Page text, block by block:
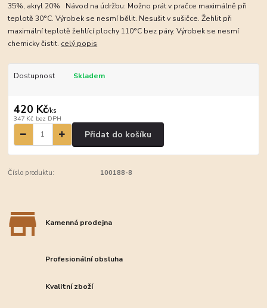
35%, akryl 20% Návod na údržbu: Možno prát v pračce maximálně při
teplotě 30°C. Výrobek se nesmí bělit. Nesušit v sušičce. Žehlit při
maximální teplotě žehlící plochy 110°C bez páry. Výrobek se nesmí
chemicky čistit. celý popis
Dostupnost Skladem
420 Kč/ks
347 Kč bez DPH
Přidat do košíku
Číslo produktu: 100188-8
Kamenná prodejna
Profesionální obsluha
Kvalitní zboží